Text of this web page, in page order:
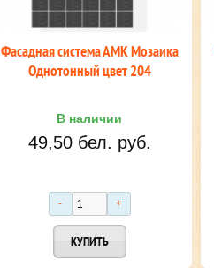
Фасадная система АМК Мозаика
Однотонный цвет 204
В наличии
49,50 бел. руб.